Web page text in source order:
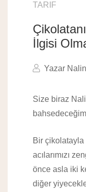
TARIF
İlgisi
Yazar
Size biraz
Bir çikolatayla
acılarımızı
önce asla iki
diğer